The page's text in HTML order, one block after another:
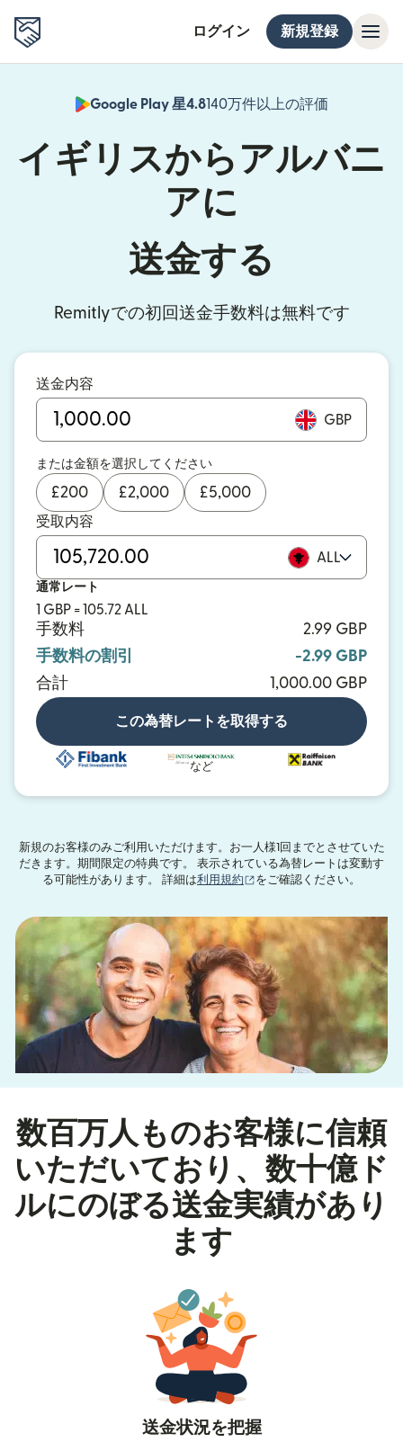
ログイン 新規登録
Google Play 星4.8140万件以上の評価
（別ウィン
イギリスからアルバニ
アに
送金する
Remitlyでの初回送金手数料は無料です
送金内容
GBP
または金額を選択してください
£200 £2,000 £5,000
受取内容
ALL
通常レート
1 GBP = 105.72 ALL
手数料
2.99 GBP
手数料の割引
-2.99 GBP
合計
1,000.00 GBP
この為替レートを取得する
など
新規のお客様のみご利用いただけます。お一人様1回までとさせていた
だきます。期間限定の特典です。 表示されている為替レートは変動す
る可能性があります。 詳細は利用規約 （別ウィンドウで開きます
をご確認ください。
数百万人ものお客様に信頼
いただいており、数十億ド
ルにのぼる送金実績があり
ます
送金状況を把握